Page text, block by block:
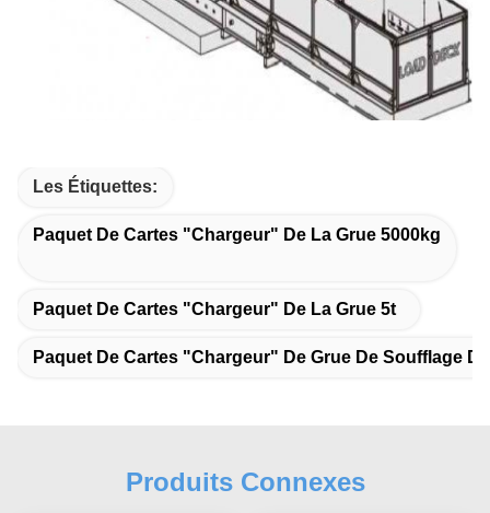
Les Étiquettes:
Paquet De Cartes "chargeur" De La Grue 5000kg
Paquet De Cartes "chargeur" De La Grue 5t
Paquet De Cartes "chargeur" De Grue De Soufflage
Produits Connexes